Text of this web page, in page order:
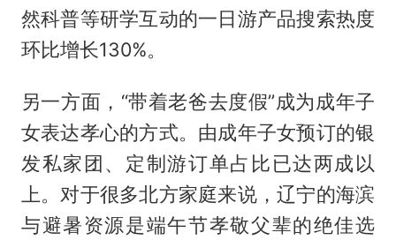
然科普等研学互动的一日游产品搜索热度
环比增长130%。
另一方面，“带着老爸去度假”成为成年子
女表达孝心的方式。由成年子女预订的银
发私家团、定制游订单占比已达两成以
上。对于很多北方家庭来说，辽宁的海滨
与避暑资源是端午节孝敬父辈的绝佳选